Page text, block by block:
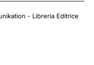
- Libreria Editrice